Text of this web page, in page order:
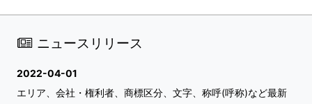
ニュースリリース
2022-04-01
エリア、会社・権利者、商標区分、文字、称呼(呼称)など最新